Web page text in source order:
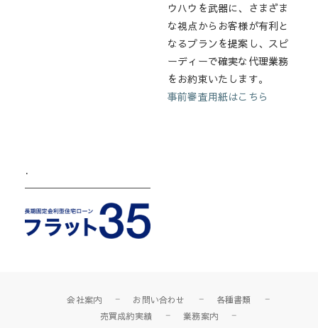
ウハウを武器に、さまざま
な視点からお客様が有利と
なるプランを提案し、スピ
ーディーで確実な代理業務
をお約束いたします。
事前審査用紙はこちら
.
会社案内 お問い合わせ
各種書類
売買成約実績
業務案内